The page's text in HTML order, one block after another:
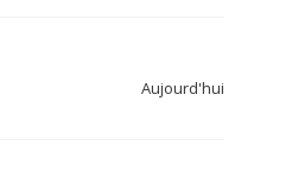
Aujourd'hui